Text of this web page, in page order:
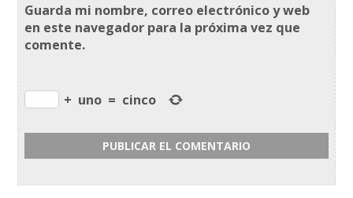
Guarda mi nombre, correo electrónico y web
en este navegador para la próxima vez que
comente.
+ uno = cinco